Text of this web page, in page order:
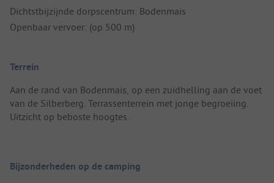
Dichtstbijzijnde dorpscentrum: Bodenmais
Openbaar vervoer: (op 500 m)
Terrein
Aan de rand van Bodenmais, op een zuidhelling aan de voet
van de Silberberg. Terrassenterrein met jonge begroeiing.
Uitzicht op beboste hoogtes.
Bijzonderheden op de camping